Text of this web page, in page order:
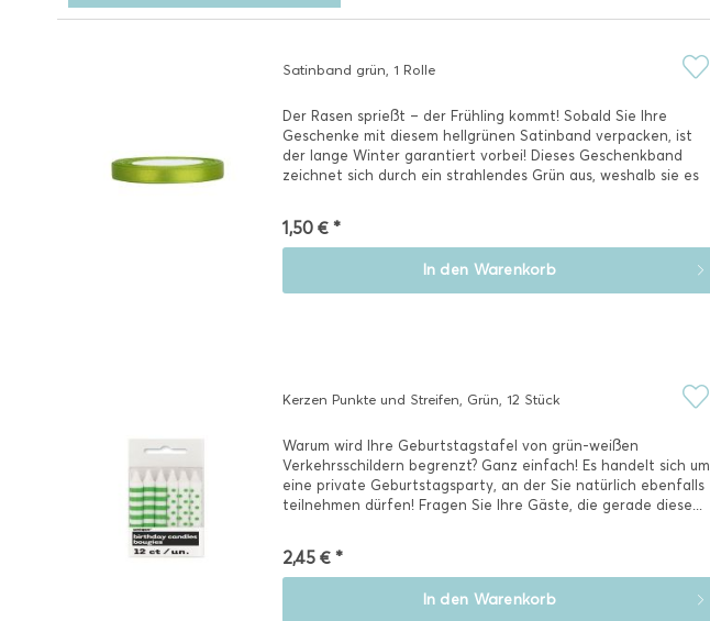
Satinband grün, 1 Rolle
Der Rasen sprießt – der Frühling kommt! Sobald Sie Ihre
Geschenke mit diesem hellgrünen Satinband verpacken, ist
der lange Winter garantiert vorbei! Dieses Geschenkband
zeichnet sich durch ein strahlendes Grün aus, weshalb sie es
1,50 € *
In den Warenkorb
Kerzen Punkte und Streifen, Grün, 12 Stück
Warum wird Ihre Geburtstagstafel von grün-weißen
Verkehrsschildern begrenzt? Ganz einfach! Es handelt sich um
eine private Geburtstagsparty, an der Sie natürlich ebenfalls
teilnehmen dürfen! Fragen Sie Ihre Gäste, die gerade diese...
2,45 € *
In den Warenkorb